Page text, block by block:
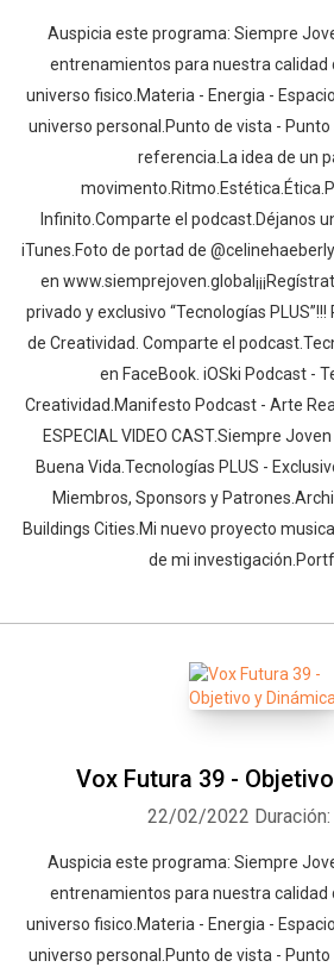
Auspicia este programa: Siempre
entrenamientos para nuestra calidad
universo fisico.Materia - Energia -
universo personal.Punto de vista -
referencia.La idea de un
Infinito.Comparte el podcast.Déjanos
iTunes.Foto de portad de
en
privado y exclusivo “Tecnologías
de Creatividad. Comparte el
en FaceBook. iOSki Podcast -
Creatividad.Manifesto Podcast - Arte
ESPECIAL VIDEO CAST.Siempre
Buena Vida.Tecnologías PLUS -
Miembros, Sponsors y
Buildings Cities.Mi nuevo proyecto
de mi
Vox Futura 39 -
22/02/2022
Auspicia este programa: Siempre
entrenamientos para nuestra calidad
universo fisico.Materia - Energia -
universo personal.Punto de vista -